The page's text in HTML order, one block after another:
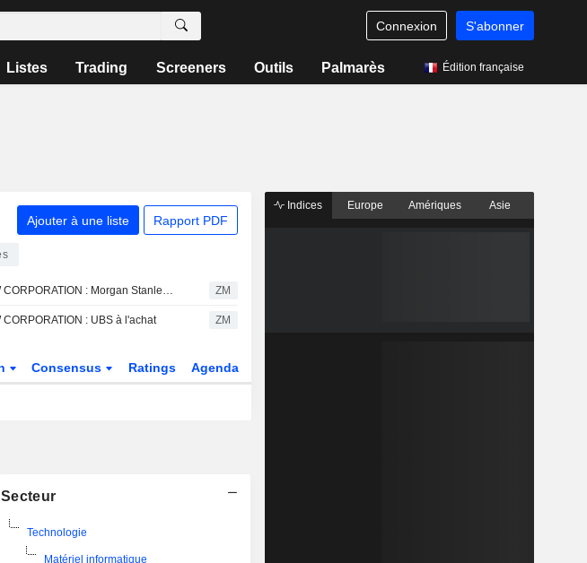
Connexion S'abonner
Listes Trading Screeners Outils Palmarès Édition française
Ajouter à une liste Rapport PDF
CDW CORPORATION : Morgan Stanley persiste à l'achat ZM
CORPORATION : UBS à l'achat ZM
Consensus Ratings Agenda
Secteur
Technologie
Matériel informatique
Indices Europe Amériques Asie